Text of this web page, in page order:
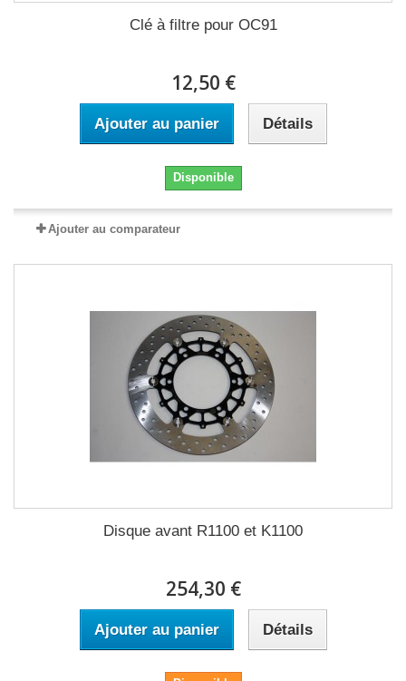
Clé à filtre pour OC91
12,50 €
Ajouter au panier Détails
Disponible
Ajouter au comparateur
Disque avant R1100 et K1100
254,30 €
Ajouter au panier Détails